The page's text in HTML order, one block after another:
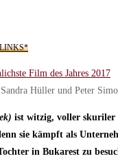
Hüller und Peter
ist witzig, voller skuriler
sie kämpft als
in Bukarest zu